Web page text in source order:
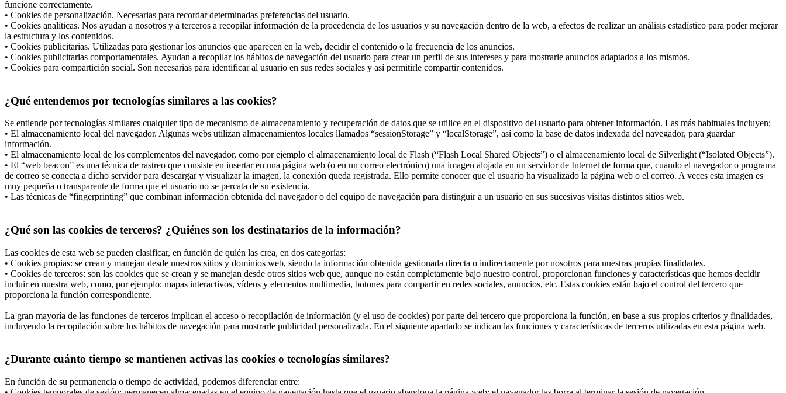
funcione correctamente.
• Cookies de personalización. Necesarias para recordar determinadas preferencias del usuario.
• Cookies analíticas. Nos ayudan a nosotros y a terceros a recopilar información de la procedencia de los usuarios y su navegación dentro de la web, a efectos de realizar un análisis estadístico para poder mejorar
la estructura y los contenidos.
• Cookies publicitarias. Utilizadas para gestionar los anuncios que aparecen en la web, decidir el contenido o la frecuencia de los anuncios.
• Cookies publicitarias comportamentales. Ayudan a recopilar los hábitos de navegación del usuario para crear un perfil de sus intereses y para mostrarle anuncios adaptados a los mismos.
• Cookies para compartición social. Son necesarias para identificar al usuario en sus redes sociales y así permitirle compartir contenidos.
¿Qué entendemos por tecnologías similares a las cookies?
Se entiende por tecnologías similares cualquier tipo de mecanismo de almacenamiento y recuperación de datos que se utilice en el dispositivo del usuario para obtener información. Las más habituales incluyen:
• El almacenamiento local del navegador. Algunas webs utilizan almacenamientos locales llamados “sessionStorage” y “localStorage”, así como la base de datos indexada del navegador, para guardar
información.
• El almacenamiento local de los complementos del navegador, como por ejemplo el almacenamiento local de Flash (“Flash Local Shared Objects”) o el almacenamiento local de Silverlight (“Isolated Objects”).
• El “web beacon” es una técnica de rastreo que consiste en insertar en una página web (o en un correo electrónico) una imagen alojada en un servidor de Internet de forma que, cuando el navegador o programa
de correo se conecta a dicho servidor para descargar y visualizar la imagen, la conexión queda registrada. Ello permite conocer que el usuario ha visualizado la página web o el correo. A veces esta imagen es
muy pequeña o transparente de forma que el usuario no se percata de su existencia.
• Las técnicas de “fingerprinting” que combinan información obtenida del navegador o del equipo de navegación para distinguir a un usuario en sus sucesivas visitas distintos sitios web.
¿Qué son las cookies de terceros? ¿Quiénes son los destinatarios de la información?
Las cookies de esta web se pueden clasificar, en función de quién las crea, en dos categorías:
• Cookies propias: se crean y manejan desde nuestros sitios y dominios web, siendo la información obtenida gestionada directa o indirectamente por nosotros para nuestras propias finalidades.
• Cookies de terceros: son las cookies que se crean y se manejan desde otros sitios web que, aunque no están completamente bajo nuestro control, proporcionan funciones y características que hemos decidir
incluir en nuestra web, como, por ejemplo: mapas interactivos, vídeos y elementos multimedia, botones para compartir en redes sociales, anuncios, etc. Estas cookies están bajo el control del tercero que
proporciona la función correspondiente.
La gran mayoría de las funciones de terceros implican el acceso o recopilación de información (y el uso de cookies) por parte del tercero que proporciona la función, en base a sus propios criterios y finalidades,
incluyendo la recopilación sobre los hábitos de navegación para mostrarle publicidad personalizada. En el siguiente apartado se indican las funciones y características de terceros utilizadas en esta página web.
¿Durante cuánto tiempo se mantienen activas las cookies o tecnologías similares?
En función de su permanencia o tiempo de actividad, podemos diferenciar entre: